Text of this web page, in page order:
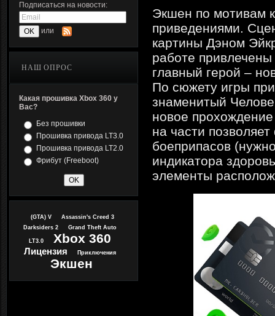
Подписаться на новости:
или
НАШ ОПРОС
Какая прошивка Xbox 360 у
Вас?
Без прошивки
Прошивка привода LT3.0
Прошивка привода LT2.0
Фрибут (Freeboot)
(GTA) V
Assassin's Creed 3
Darksiders 2
Grand Theft Auto
LT3.0 Xbox 360
Лицензия Приключения
Экшен
Экшен по мотивам
приведениями.
картины Дэном
работе
главный герой –
По сюжету игры
знаменитый
новое
на части
боеприпасов
индикатора
элементы